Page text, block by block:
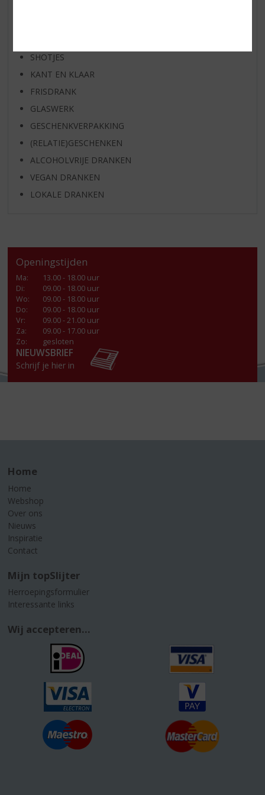
SHOTJES
KANT EN KLAAR
FRISDRANK
GLASWERK
GESCHENKVERPAKKING
(RELATIE)GESCHENKEN
ALCOHOLVRIJE DRANKEN
VEGAN DRANKEN
LOKALE DRANKEN
Openingstijden
Ma:
13.00 - 18.00 uur
Di:
09.00 - 18.00 uur
Wo:
09.00 - 18.00 uur
Do:
09.00 - 18.00 uur
Vr:
09.00 - 21.00 uur
Za:
09.00 - 17.00 uur
Zo:
gesloten
NIEUWSBRIEF
Schrijf je hier in
Home
Home
Webshop
Over ons
Nieuws
Inspiratie
Contact
Mijn topSlijter
Herroepingsformulier
Interessante links
Wij accepteren...